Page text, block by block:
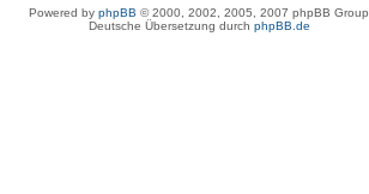
Powered by phpBB © 2000, 2002, 2005, 2007 phpBB Group
Deutsche Übersetzung durch phpBB.de